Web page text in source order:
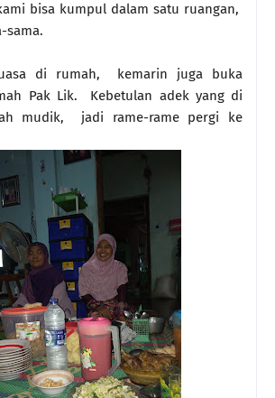
bisa kumpul dalam satu ruangan,
sama.
di rumah, kemarin juga buka
Pak Lik. Kebetulan adek yang di
mudik, jadi rame-rame pergi ke